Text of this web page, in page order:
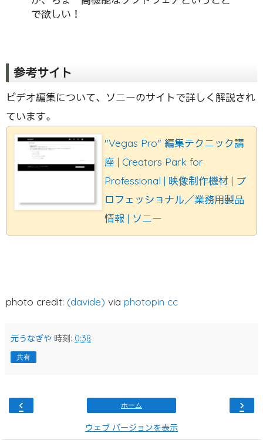
で欲しい！
参考サイト
ビデオ編集について、ソニーのサイトで詳しく解説され
ています。
"Vegas Pro" 編集テクニック講
座 | Creators Park for
Professional | 映像制作機材 | プ
ロフェッショナル／業務用製品
情報 | ソニー
photo credit: (davide) via photopin cc
元うなぎや 時刻: 0:38
共有
‹ ›
ホーム
ウェブ バージョンを表示